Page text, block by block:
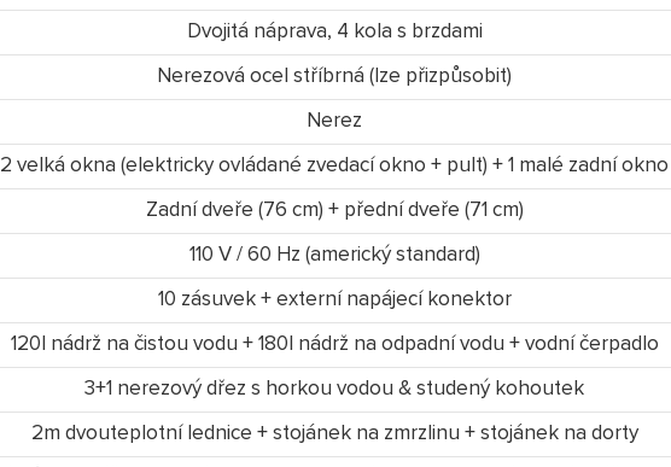
Dvojitá náprava, 4 kola s brzdami
Nerezová ocel stříbrná (lze přizpůsobit)
Nerez
2 velká okna (elektricky ovládané zvedací okno + pult) + 1 malé zadní okno
Zadní dveře (76 cm) + přední dveře (71 cm)
110 V / 60 Hz (americký standard)
10 zásuvek + externí napájecí konektor
120l nádrž na čistou vodu + 180l nádrž na odpadní vodu + vodní čerpadlo
3+1 nerezový dřez s horkou vodou & studený kohoutek
2m dvouteplotní lednice + stojánek na zmrzlinu + stojánek na dorty